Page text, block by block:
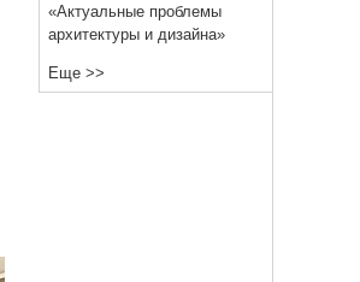
«Актуальные проблемы
архитектуры и дизайна»
Еще >>